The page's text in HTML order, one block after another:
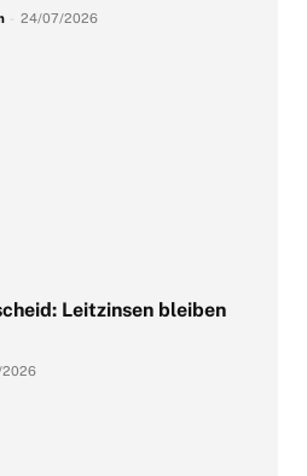
24/07/2026
Leitzinsen bleiben